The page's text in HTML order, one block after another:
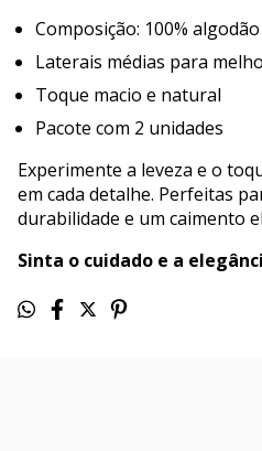
Composição: 100% algodão
Laterais médias para
Toque macio e natural
Pacote com 2 unidades
Experimente a leveza e o
em cada detalhe. Perfeitas
durabilidade e um caimento
Sinta o cuidado e a